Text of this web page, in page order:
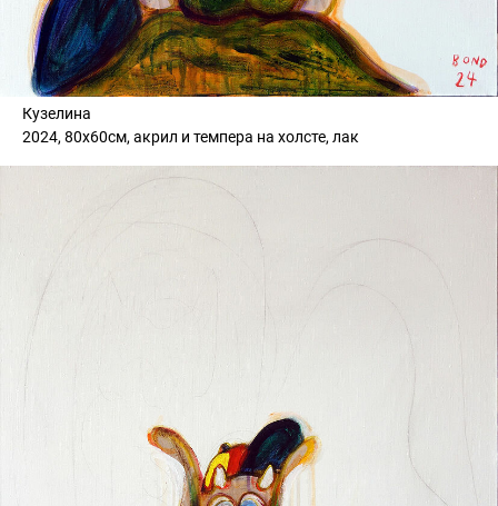
Кузелина
2024, 80х60см, акрил и темпера на холсте, лак